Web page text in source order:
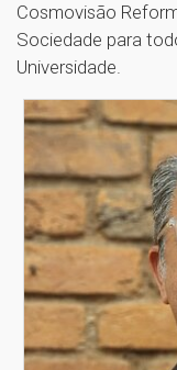
Cosmovisão
Sociedade para
Universidade.